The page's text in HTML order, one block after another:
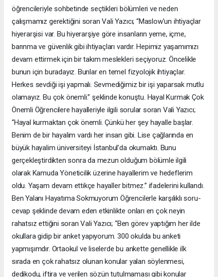
öğrencileriyle sohbetinde seçtikleri bölümleri ve neden
çalışmamız gerektiğini soran Vali Yazıcı; “Maslow'un ihtiyaçlar
hiyerarşisi var. Bu hiyerarşiye göre insanların yeme, içme,
barınma ve güvenlik gibi ihtiyaçları vardır. Hepimiz yaşamımızı
devam ettirmek için bir takım meslekleri seçiyoruz. Öncelikle
bunun için buradayız. Bunlar en temel fizyolojik ihtiyaçlar.
Herkes sevdiği işi yapmalı. Sevmediğimiz bir işi yaparsak mutlu
olamayız. Bu çok önemli.” şeklinde konuştu. Hayal Kurmak Çok
Önemli Öğrencilere hayalleriyle ilgili sorular soran Vali Yazıcı;
“Hayal kurmaktan çok önemli. Çünkü her şey hayalle başlar.
Benim de bir hayalim vardı her insan gibi. Lise çağlarında en
büyük hayalim üniversiteyi İstanbul’da okumaktı. Bunu
gerçekleştirdikten sonra da mezun olduğum bölümle ilgili
olarak Kamuda Yöneticilik üzerine hayallerim ve hedeflerim
oldu. Yaşam devam ettikçe hayaller bitmez.” ifadelerini kullandı.
Ben Yalanı Hayatıma Sokmuyorum Öğrencilerle karşılıklı soru-
cevap şeklinde devam eden etkinlikte onları en çok neyin
rahatsız ettiğini soran Vali Yazıcı; “Ben görev yaptığım her ilde
okullara gidip bir anket yapıyorum. 300 okulda bu anketi
yapmışımdır. Ortaokul ve liselerde bu ankette genellikle ilk
sırada en çok rahatsız olunan konular yalan söylenmesi,
dedikodu, iftira ve verilen sözün tutulmaması gibi konular